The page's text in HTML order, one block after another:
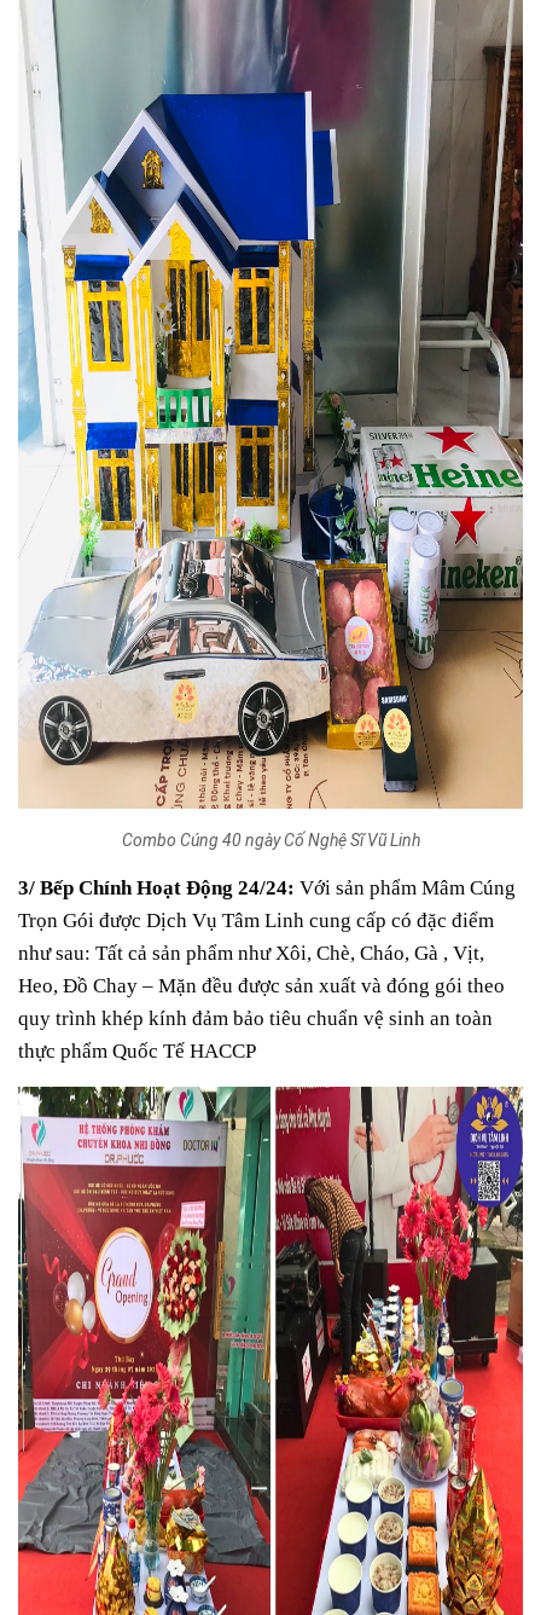
Combo Cúng 40 ngày Cố Nghệ Sĩ Vũ Linh
3/ Bếp Chính Hoạt Động 24/24: Với sản phẩm Mâm Cúng
Trọn Gói được Dịch Vụ Tâm Linh cung cấp có đặc điểm
như sau: Tất cả sản phẩm như Xôi, Chè, Cháo, Gà , Vịt,
Heo, Đồ Chay – Mặn đều được sản xuất và đóng gói theo
quy trình khép kính đảm bảo tiêu chuẩn vệ sinh an toàn
thực phẩm Quốc Tế HACCP